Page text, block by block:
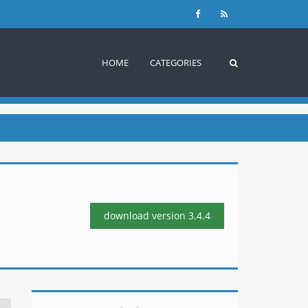
HOME CATEGORIES
download version 3.4.4